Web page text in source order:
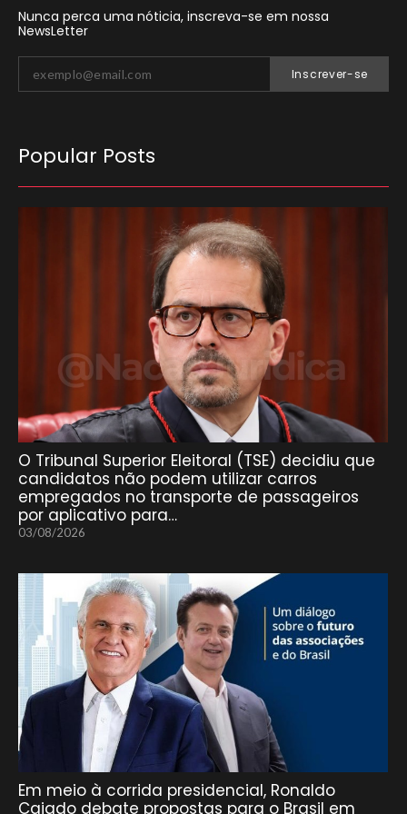
Nunca perca uma nóticia, inscreva-se em nossa
NewsLetter
Inscrever-se
Popular Posts
O Tribunal Superior Eleitoral (TSE) decidiu que
candidatos não podem utilizar carros
empregados no transporte de passageiros
por aplicativo para…
03/08/2026
Em meio à corrida presidencial, Ronaldo
Caiado debate propostas para o Brasil em